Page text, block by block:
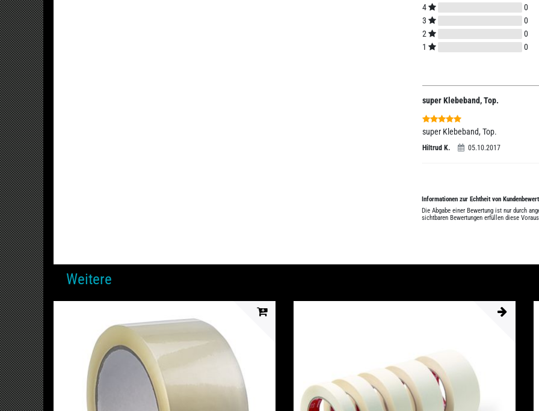
4
0
3
0
2
0
1
0
super Klebeband, Top.
super Klebeband, Top.
Hiltrud K. 05.10.2017
Informationen zur Echtheit von
Die Abgabe einer Bewertung ist nur durch
sichtbaren Bewertungen erfüllen diese
Weitere